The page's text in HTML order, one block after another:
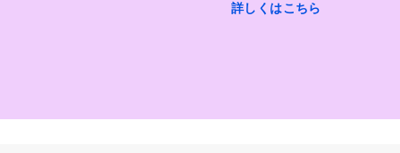
詳しくはこちら